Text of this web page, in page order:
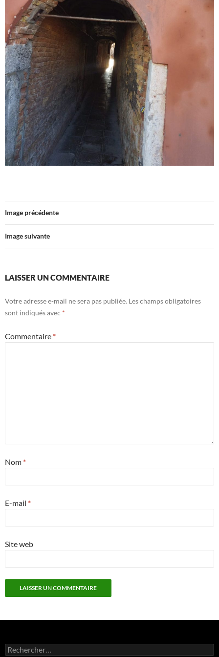
Image précédente
Image suivante
LAISSER UN COMMENTAIRE
Votre adresse e-mail ne sera pas publiée. Les champs obligatoires
sont indiqués avec *
Commentaire *
Nom *
E-mail *
Site web
Rechercher :